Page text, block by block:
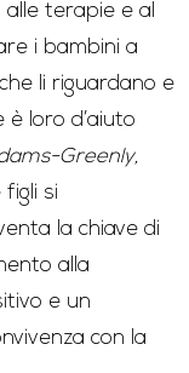
terapie e al
i bambini a
li riguardano e
è loro d’aiuto
Greenly,
figli si
la chiave di
alla
e un
con la